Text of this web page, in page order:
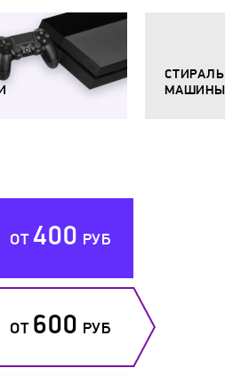
МАШИНЫ
ОТ 400 РУБ
ОТ 600 РУБ